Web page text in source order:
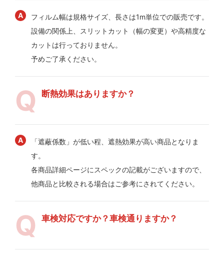
フィルム幅は規格サイズ、長さは1m単位での販売です。
設備の関係上、スリットカット（幅の変更）や高精度な
カットは行っておりません。
予めご了承ください。
断熱効果はありますか？
「遮蔽係数」が低い程、遮熱効果が高い商品となりま
す。
各商品詳細ページにスペックの記載がございますので、
他商品と比較される場合はご参考にされてください。
車検対応ですか？車検通りますか？